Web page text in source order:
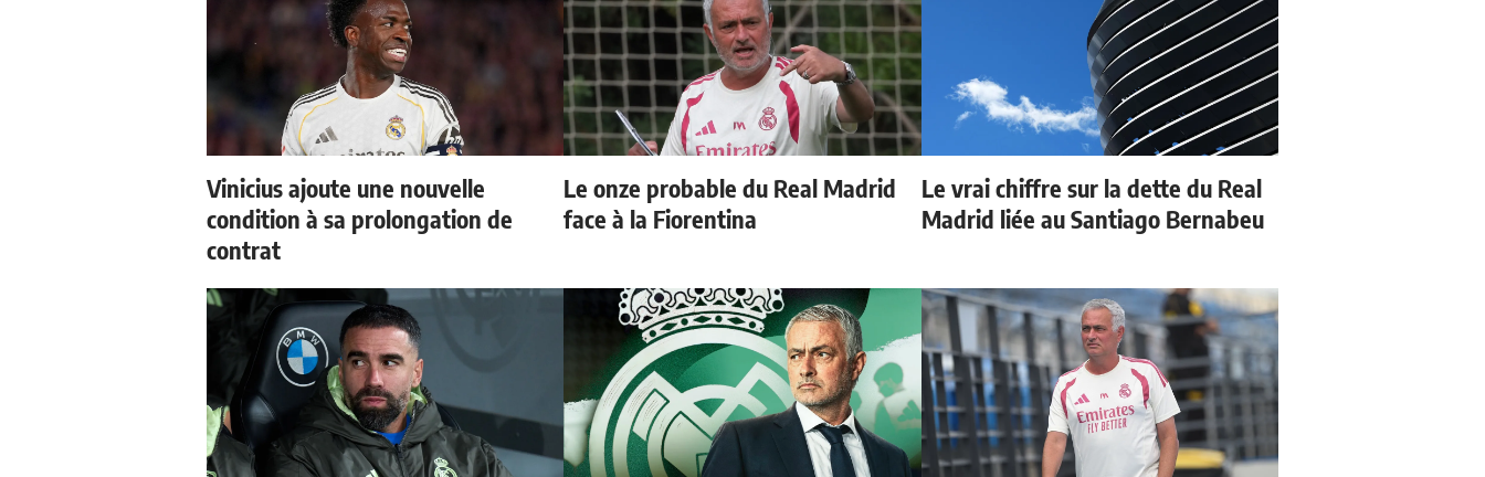
Vinicius ajoute une nouvelle
condition à sa prolongation de
contrat
Le onze probable du Real Madrid
face à la Fiorentina
Le vrai chiffre sur la dette du Real
Madrid liée au Santiago Bernabeu